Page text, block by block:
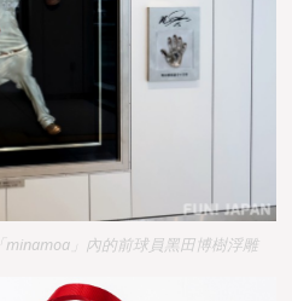
」內的前球員黑田博樹浮雕